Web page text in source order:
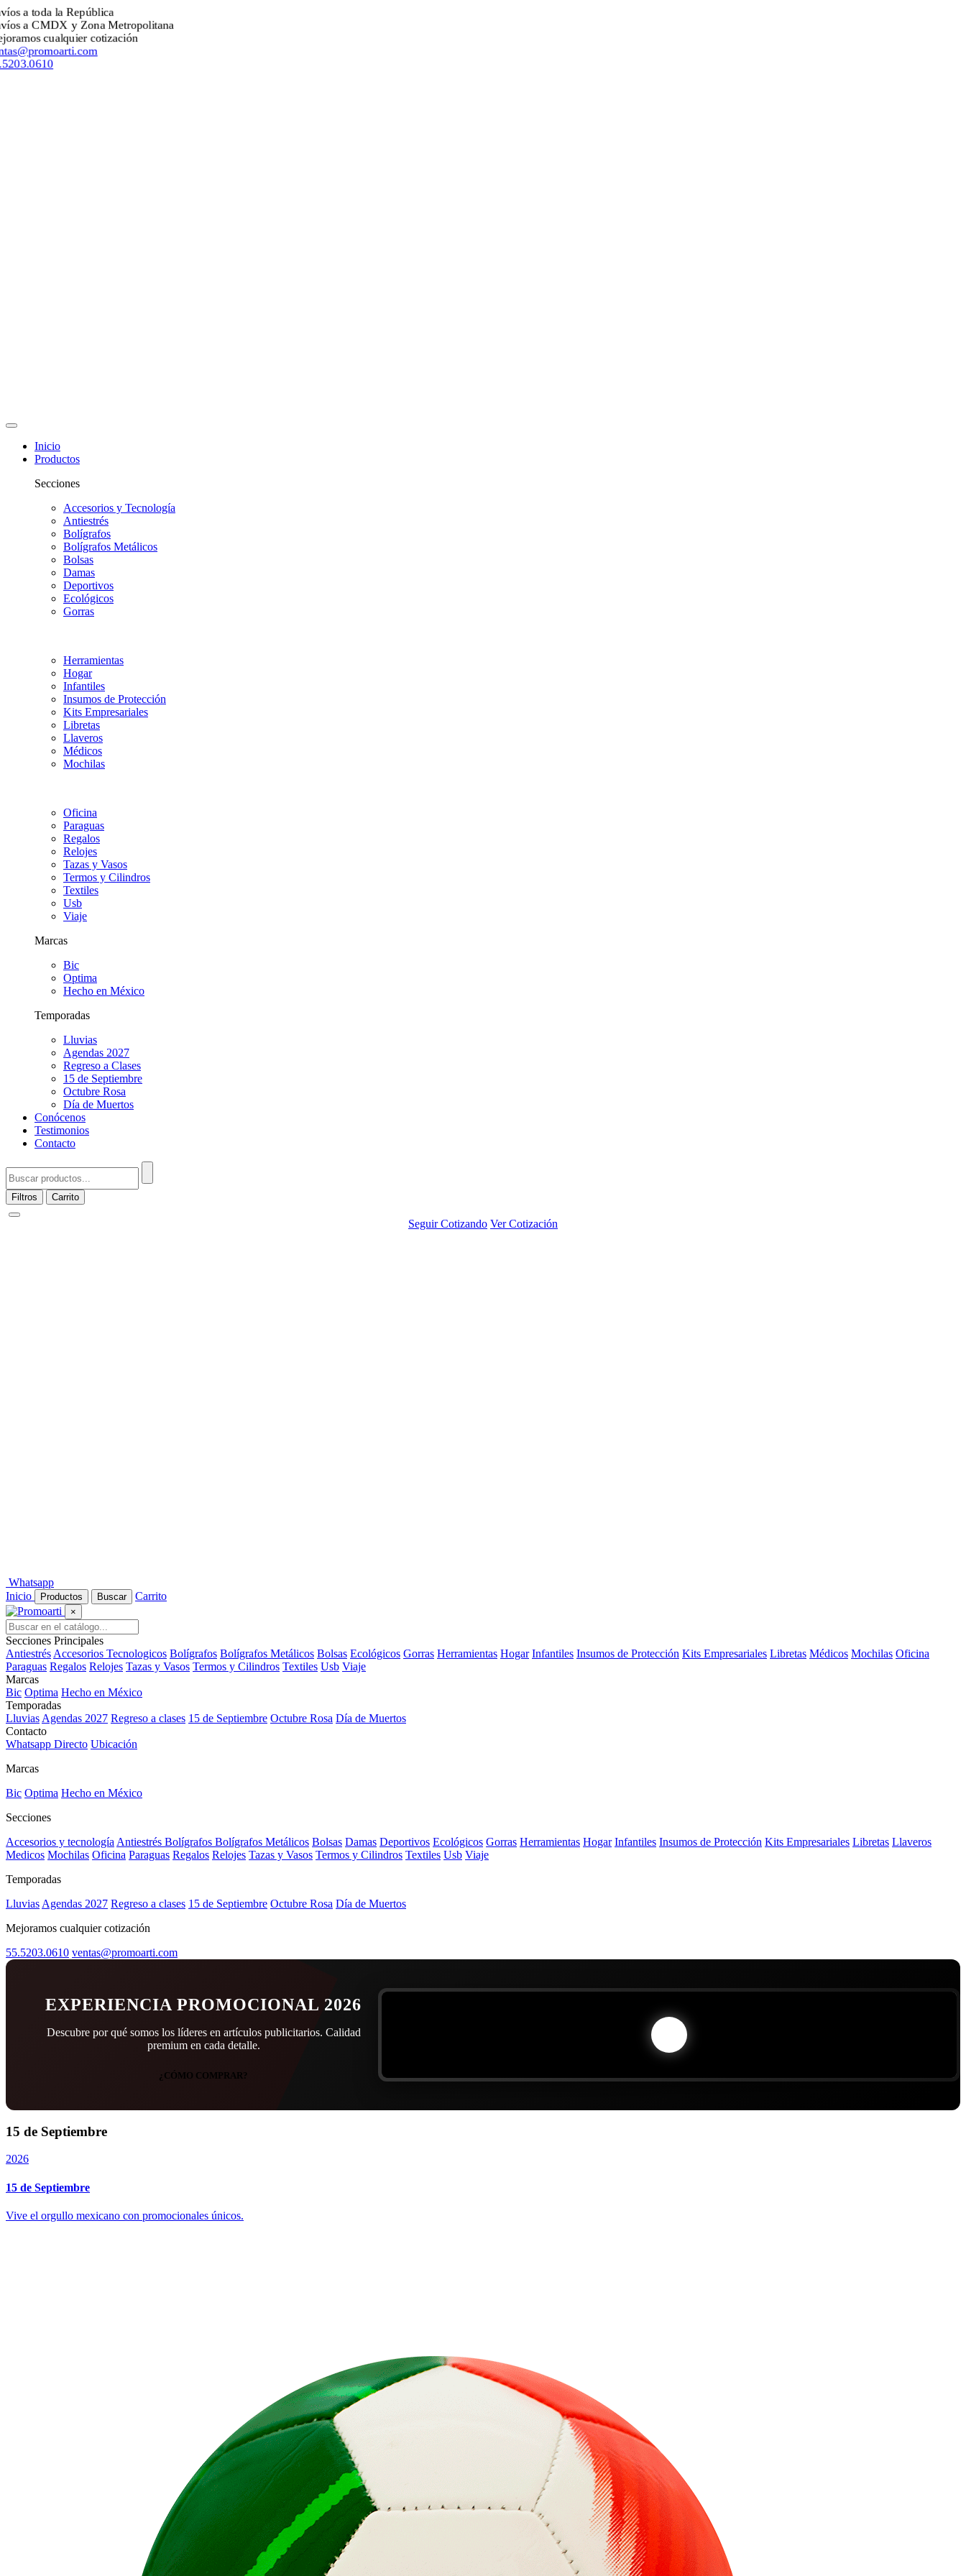
la República
y Zona Metropolitana
cualquier cotización
Inicio
Productos
Secciones
Accesorios y Tecnología
Antiestrés
Bolígrafos
Bolígrafos Metálicos
Bolsas
Damas
Deportivos
Ecológicos
Gorras
Herramientas
Hogar
Infantiles
Insumos de Protección
Kits Empresariales
Libretas
Llaveros
Médicos
Mochilas
Oficina
Paraguas
Regalos
Relojes
Tazas y Vasos
Termos y Cilindros
Textiles
Usb
Viaje
Marcas
Bic
Optima
Hecho en México
Temporadas
Lluvias
Agendas 2027
Regreso a Clases
15 de Septiembre
Octubre Rosa
Día de Muertos
Conócenos
Testimonios
Contacto
Filtros Carrito
Seguir Cotizando Ver Cotización
Whatsapp
Inicio
Productos Buscar Carrito
×
Secciones Principales
Antiestrés Accesorios Tecnologicos Bolígrafos Bolígrafos Metálicos Bolsas Ecológicos Gorras Herramientas Hogar Infantiles Insumos de Protección Kits Empresariales Libretas Médicos Mochilas Oficina
Paraguas Regalos Relojes Tazas y Vasos Termos y Cilindros Textiles Usb Viaje
Marcas
Bic Optima Hecho en México
Temporadas
Lluvias Agendas 2027 Regreso a clases 15 de Septiembre Octubre Rosa Día de Muertos
Contacto
Whatsapp Directo Ubicación
Marcas
Bic Optima Hecho en México
Secciones
Accesorios y tecnología Antiestrés Bolígrafos Bolígrafos Metálicos Bolsas Damas Deportivos Ecológicos Gorras Herramientas Hogar Infantiles Insumos de Protección Kits Empresariales Libretas Llaveros
Medicos Mochilas Oficina Paraguas Regalos Relojes Tazas y Vasos Termos y Cilindros Textiles Usb Viaje
Temporadas
Lluvias Agendas 2027 Regreso a clases 15 de Septiembre Octubre Rosa Día de Muertos
Mejoramos cualquier cotización
55.5203.0610 ventas@promoarti.com
EXPERIENCIA PROMOCIONAL 2026
Descubre por qué somos los líderes en artículos publicitarios. Calidad
premium en cada detalle.
¿CÓMO COMPRAR?
15 de Septiembre
2026
15 de Septiembre
Vive el orgullo mexicano con promocionales únicos.